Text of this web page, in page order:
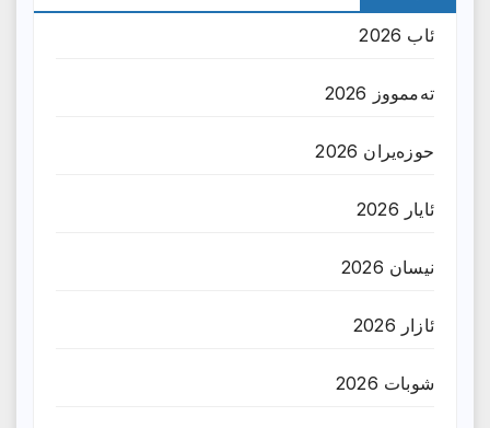
ئاب 2026
تەممووز 2026
حوزه‌یران 2026
ئایار 2026
نیسان 2026
ئازار 2026
شوبات 2026